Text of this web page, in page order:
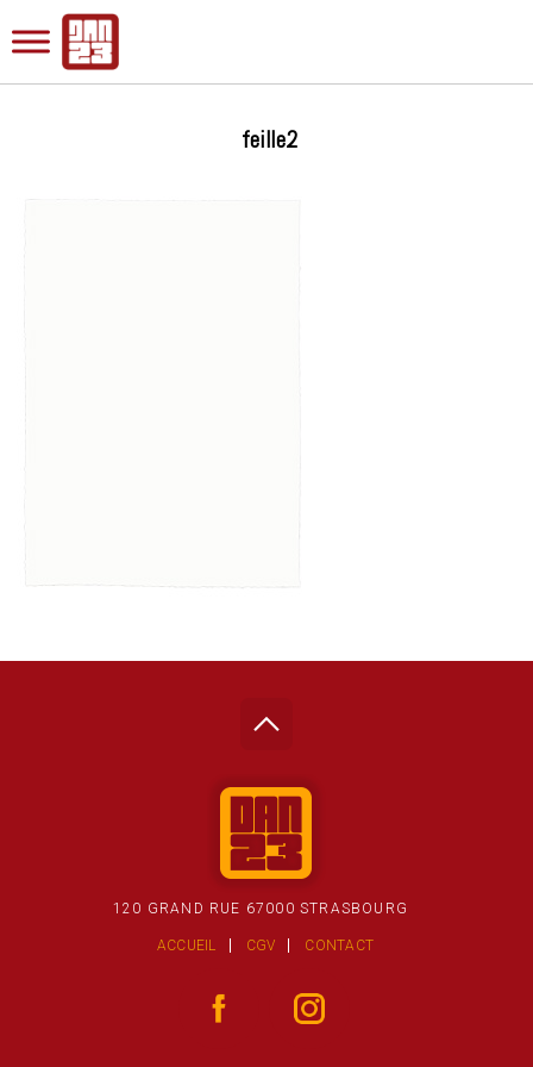
feille2
120 GRAND RUE 67000 STRASBOURG
ACCUEIL CGV CONTACT